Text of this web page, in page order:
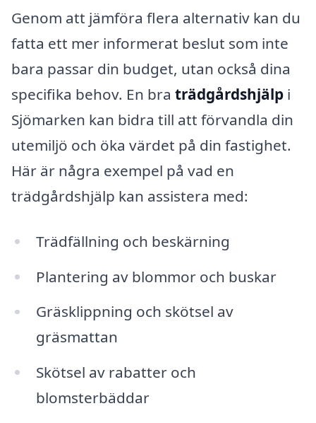
Genom att jämföra flera alternativ kan du
fatta ett mer informerat beslut som inte
bara passar din budget, utan också dina
specifika behov. En bra trädgårdshjälp i
Sjömarken kan bidra till att förvandla din
utemiljö och öka värdet på din fastighet.
Här är några exempel på vad en
trädgårdshjälp kan assistera med:
Trädfällning och beskärning
Plantering av blommor och buskar
Gräsklippning och skötsel av
gräsmattan
Skötsel av rabatter och
blomsterbäddar